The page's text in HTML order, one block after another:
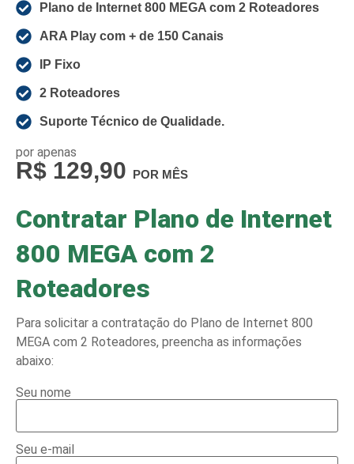
Plano de Internet 800 MEGA com 2 Roteadores
ARA Play com + de 150 Canais
IP Fixo
2 Roteadores
Suporte Técnico de Qualidade.
por apenas
R$ 129,90 POR MÊS
Contratar Plano de Internet
800 MEGA com 2
Roteadores
Para solicitar a contratação do Plano de Internet 800
MEGA com 2 Roteadores, preencha as informações
abaixo:
Seu nome
Seu e-mail